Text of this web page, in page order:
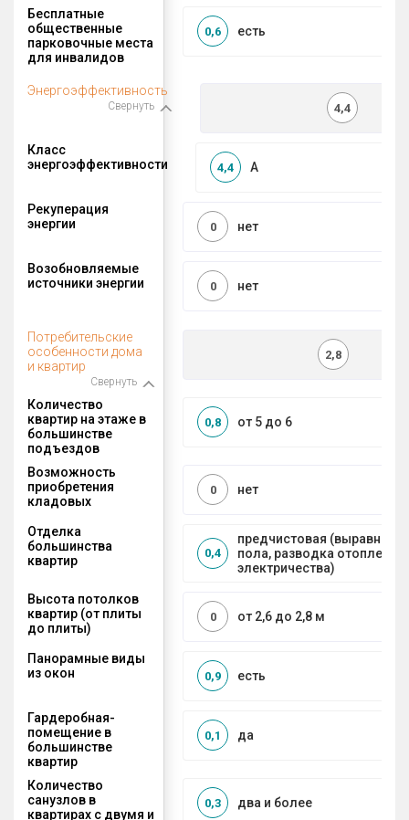
Бесплатные
общественные
парковочные места
для инвалидов
есть
0,6
Энергоэффективность
Свернуть 4,4
Класс
энергоэффективности
A
4,4
Рекуперация
энергии
нет
0
Возобновляемые
источники энергии
нет
0
Потребительские
особенности дома
и квартир
Свернуть
2,8
Количество
квартир на этаже в
большинстве
подъездов
от 5 до 6
0,8
Возможность
приобретения
кладовых
нет
0
Отделка
большинства
квартир
предчистовая
пола, разводка отопления
электричества)
0,4
Высота потолков
квартир (от плиты
до плиты)
от 2,6 до 2,8 м
0
Панорамные виды
из окон
есть
0,9
Гардеробная-
помещение в
большинстве
квартир
да
0,1
Количество
санузлов в
квартирах с двумя и
два и более
0,3